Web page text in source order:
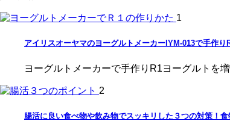
1
アイリスオーヤマのヨーグルトメーカーIYM-013で手作
ヨーグルトメーカーで手作りR1ヨーグルトを
2
腸活に良い食べ物や飲み物でスッキリした３つの対策！